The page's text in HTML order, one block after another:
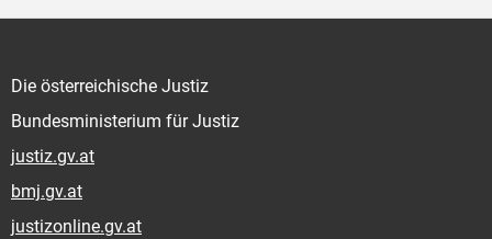
Die österreichische Justiz
Bundesministerium für Justiz
justiz.gv.at
bmj.gv.at
justizonline.gv.at